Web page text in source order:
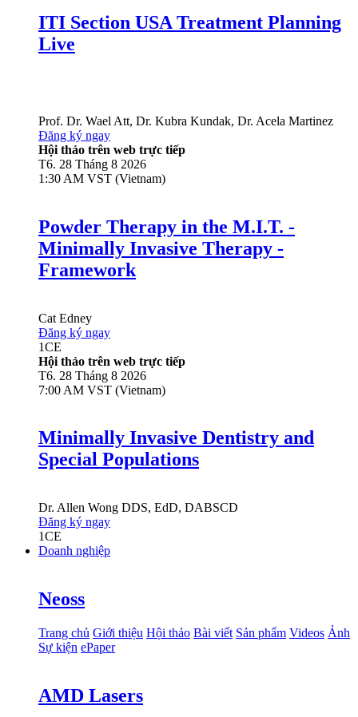
ITI Section USA Treatment Planning
Live
Prof. Dr. Wael Att, Dr. Kubra Kundak, Dr. Acela Martinez
Đăng ký ngay
Hội thảo trên web trực tiếp
T6. 28 Tháng 8 2026
1:30 AM VST (Vietnam)
Powder Therapy in the M.I.T. -
Minimally Invasive Therapy -
Framework
Cat Edney
Đăng ký ngay
1CE
Hội thảo trên web trực tiếp
T6. 28 Tháng 8 2026
7:00 AM VST (Vietnam)
Minimally Invasive Dentistry and
Special Populations
Dr. Allen Wong DDS, EdD, DABSCD
Đăng ký ngay
1CE
Doanh nghiệp
Neoss
Trang chủ Giới thiệu Hội thảo Bài viết Sản phẩm Videos Ảnh
Sự kiện ePaper
AMD Lasers